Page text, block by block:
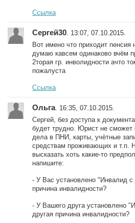
Ссылка
Сергей30 . 13:07, 07.10.2015.
Вот имено что приходит
думаю кавсем одинаково вчём
2торая гр. инволидности ачто
пожалуста
Ссылка
Ольга. 16:35, 07.10.2015.
Сергей, без доступа к
будет трудно. Юрист не
дела в ПНИ, карты, учётные
средствам проживающих и т.п.
высказать хоть какие-то
напишите:
- У Вас установлено "Инвалид с
причина инвалидности?
- У Вашего друга установлено
другая причина инвалидности?